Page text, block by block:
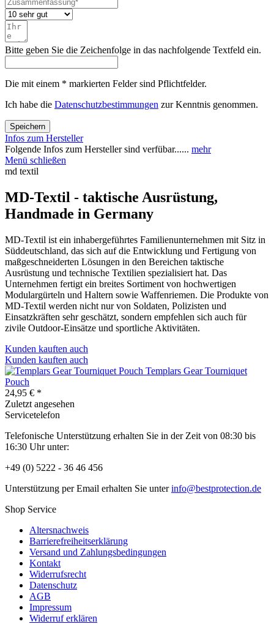
Bitte geben Sie die Zeichenfolge in das nachfolgende Textfeld ein.
Die mit einem * markierten Felder sind Pflichtfelder.
Ich habe die Datenschutzbestimmungen zur Kenntnis genommen.
Speichern
Infos zum Hersteller
Folgende Infos zum Hersteller sind verfübar...... mehr
Menü schließen
md textil
MD-Textil - taktische Ausrüstung,
Handmade in Germany
MD-Textil ist ein inhabergeführtes Familienunternehmen mit Sitz in
Süddeutschland, das sich auf die Entwicklung und Fertigung von
maßgeschneiderten Lösungen in den Bereichen taktische
Ausrüstung und technische Textilien spezialisiert hat. Das
Unternehmen fertigt ein breites Sortiment von hochwertigen
Modulargürteln und Haltern sowie Waffenriemen. Die Produkte von
MD-Textil werden nicht nur von Soldaten, Polizisten und
Einsatzkräften sehr geschätzt, sondern empfehlen sich auch für
zivile Outdoor-Einsätze und sportliche Aktivitäten.
Kunden kauften auch
Kunden kauften auch
Templars Gear Tourniquet
Pouch
24,95 € *
Zuletzt angesehen
Servicetelefon
Telefonische Unterstützung erhalten Sie in der Zeit von 08:30 bis
16:30 Uhr unter:
+49 (0) 5222 - 36 46 456
Unterstützung per Email erhalten Sie unterinfo@bestprotection.de
Shop Service
Altersnachweis
Barrierefreiheitserklärung
Versand und Zahlungsbedingungen
Kontakt
Widerrufsrecht
Datenschutz
AGB
Impressum
Widerruf erklären